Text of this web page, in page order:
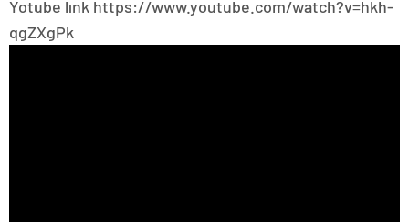
Yotube lınk https://www.youtube.com/watch?v=hkh-
qgZXgPk